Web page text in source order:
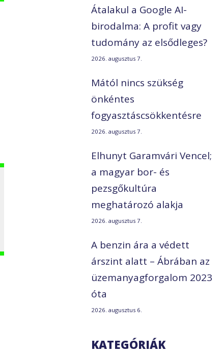
Átalakul a Google AI-
birodalma: A profit vagy
tudomány az elsődleges?
2026. augusztus 7.
Mától nincs szükség
önkéntes
fogyasztáscsökkentésre
2026. augusztus 7.
Elhunyt Garamvári Vencel;
a magyar bor- és
pezsgőkultúra
meghatározó alakja
2026. augusztus 7.
A benzin ára a védett
árszint alatt – Ábrában az
üzemanyagforgalom 2023
óta
2026. augusztus 6.
KATEGÓRIÁK